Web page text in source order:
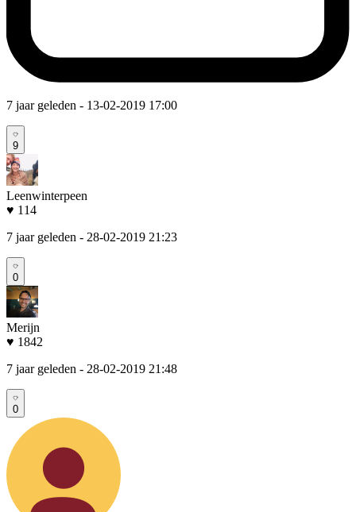
7 jaar geleden - 13-02-2019 17:00
9
Leenwinterpeen
♥ 114
7 jaar geleden - 28-02-2019 21:23
0
Merijn
♥ 1842
7 jaar geleden - 28-02-2019 21:48
0